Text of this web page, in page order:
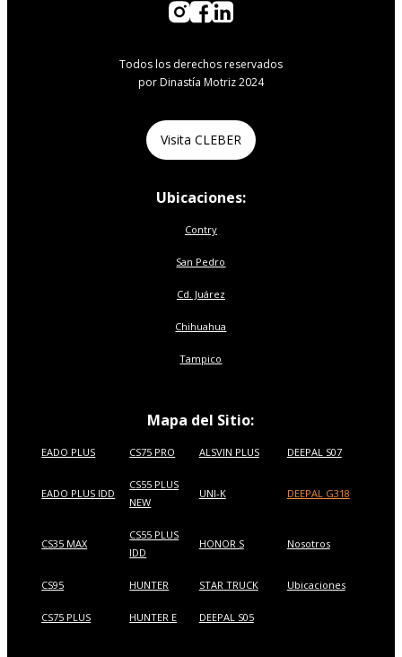
Todos los derechos reservados
por Dinastía Motriz 2024
Visita CLEBER
Ubicaciones:
Contry
San Pedro
Cd. Juárez
Chihuahua
Tampico
Mapa del Sitio:
ALSVIN PLUS
EADO PLUS
EADO PLUS IDD
CS35 MAX
HUNTER
HUNTER E DEEPAL S05
DEEPAL S07
DEEPAL G318
UNI-K
CS95
CS75 PLUS
CS75 PRO
CS55 PLUS
NEW
CS55 PLUS
IDD
HONOR S
STAR TRUCK
Nosotros
Ubicaciones